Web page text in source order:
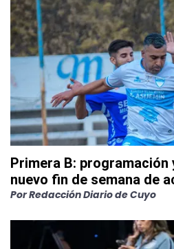
Primera B: programación
nuevo fin de semana de
PorRedacción Diario de Cuyo